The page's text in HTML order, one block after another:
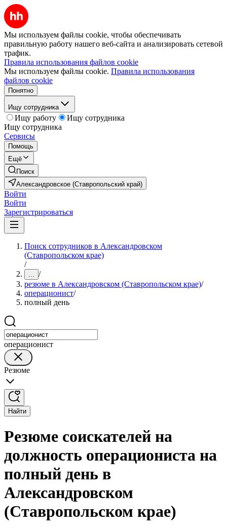
Мы используем файлы cookie, чтобы обеспечивать
правильную работу нашего веб-сайта и анализировать сетевой
трафик.
Правила использования файлов cookie
Мы используем файлы cookie. Правила использования
файлов cookie
Понятно
Ищу сотрудника
Ищу работу
Ищу сотрудника
Ищу сотрудника
Сервисы
Помощь
Ещё
Поиск
Александровское (Ставропольский край)
Войти
Войти
Зарегистрироваться
Поиск сотрудников в Александровском
(Ставропольском крае)
/
... /
резюме в Александровском (Ставропольском крае)/
операционист/
полный день
операционист
Резюме
Найти
Резюме соискателей на
должность операциониста на
полный день в
Александровском
(Ставропольском крае)